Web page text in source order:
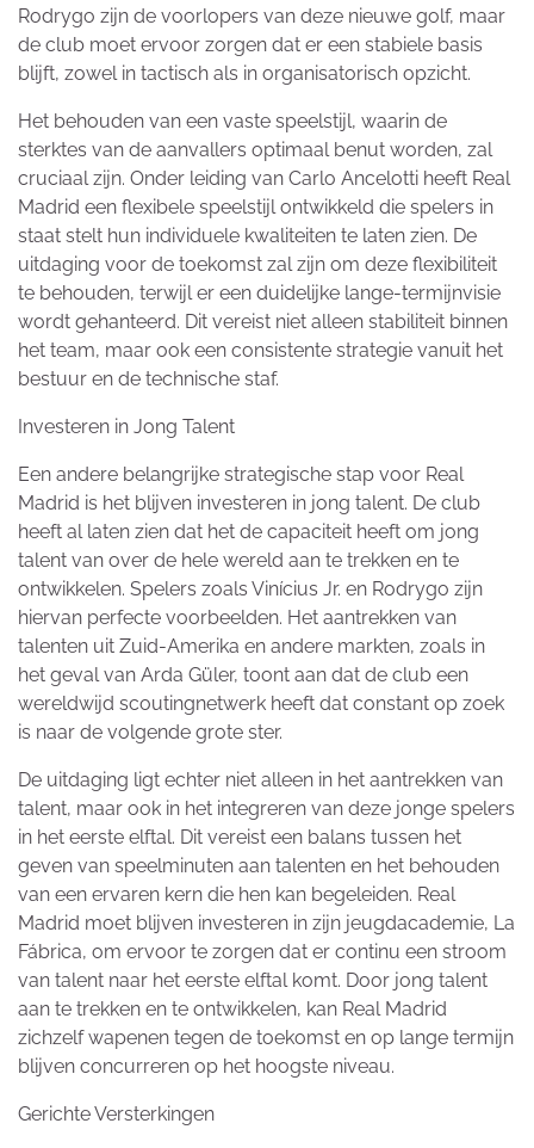
Rodrygo zijn de voorlopers van deze nieuwe golf, maar
de club moet ervoor zorgen dat er een stabiele basis
blijft, zowel in tactisch als in organisatorisch opzicht.
Het behouden van een vaste speelstijl, waarin de
sterktes van de aanvallers optimaal benut worden, zal
cruciaal zijn. Onder leiding van Carlo Ancelotti heeft Real
Madrid een flexibele speelstijl ontwikkeld die spelers in
staat stelt hun individuele kwaliteiten te laten zien. De
uitdaging voor de toekomst zal zijn om deze flexibiliteit
te behouden, terwijl er een duidelijke lange-termijnvisie
wordt gehanteerd. Dit vereist niet alleen stabiliteit binnen
het team, maar ook een consistente strategie vanuit het
bestuur en de technische staf.
Investeren in Jong Talent
Een andere belangrijke strategische stap voor Real
Madrid is het blijven investeren in jong talent. De club
heeft al laten zien dat het de capaciteit heeft om jong
talent van over de hele wereld aan te trekken en te
ontwikkelen. Spelers zoals Vinícius Jr. en Rodrygo zijn
hiervan perfecte voorbeelden. Het aantrekken van
talenten uit Zuid-Amerika en andere markten, zoals in
het geval van Arda Güler, toont aan dat de club een
wereldwijd scoutingnetwerk heeft dat constant op zoek
is naar de volgende grote ster.
De uitdaging ligt echter niet alleen in het aantrekken van
talent, maar ook in het integreren van deze jonge spelers
in het eerste elftal. Dit vereist een balans tussen het
geven van speelminuten aan talenten en het behouden
van een ervaren kern die hen kan begeleiden. Real
Madrid moet blijven investeren in zijn jeugdacademie, La
Fábrica, om ervoor te zorgen dat er continu een stroom
van talent naar het eerste elftal komt. Door jong talent
aan te trekken en te ontwikkelen, kan Real Madrid
zichzelf wapenen tegen de toekomst en op lange termijn
blijven concurreren op het hoogste niveau.
Gerichte Versterkingen